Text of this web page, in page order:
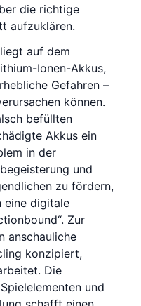
die richtige
aufzuklären.
auf dem
Ionen-Akkus,
Gefahren –
können.
befüllten
Akkus ein
in der
und
zu fördern,
eine digitale
Zur
anschauliche
konzipiert,
Die
und